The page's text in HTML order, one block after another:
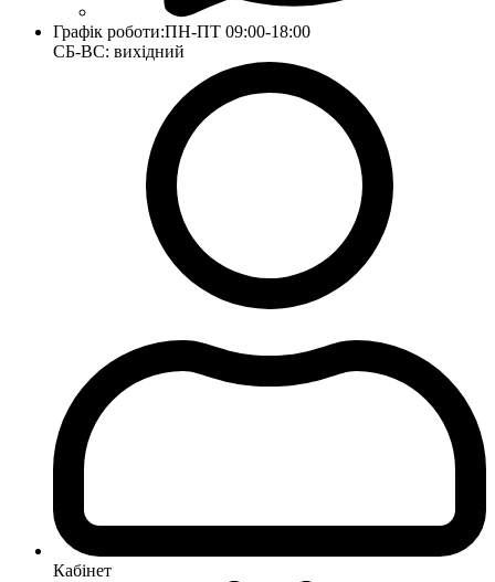
Графік роботи:ПН-ПТ 09:00-18:00
СБ-ВС: вихідний
Кабінет